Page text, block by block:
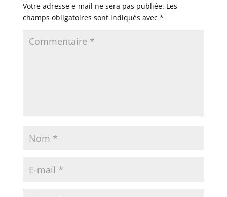
Votre adresse e-mail ne sera pas publiée. Les
champs obligatoires sont indiqués avec *